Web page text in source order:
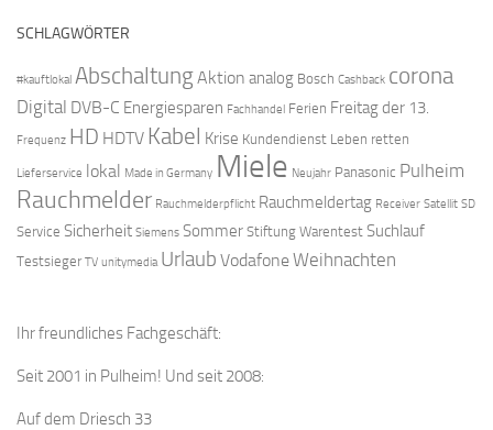
SCHLAGWÖRTER
#kauftlokal AbschaltungAktion analog Bosch Cashback corona
Digital DVB-C Energiesparen Fachhandel Ferien Freitag der 13.
Frequenz HD HDTV Kabel Krise Kundendienst Leben retten
Lieferservice lokal Made in Germany Miele Neujahr Panasonic Pulheim
Rauchmelder Rauchmelderpflicht Rauchmeldertag Receiver Satellit SD
Service Sicherheit Siemens Sommer Stiftung Warentest Suchlauf
Testsieger TV unitymedia Urlaub VodafoneWeihnachten
Ihr freundliches Fachgeschäft:
Seit 2001 in Pulheim! Und seit 2008:
Auf dem Driesch 33